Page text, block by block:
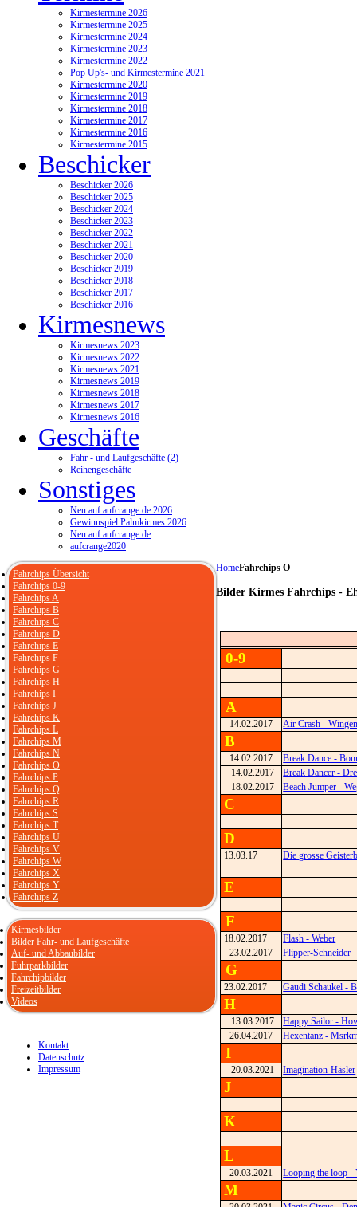
Kirmestermine 2026
Kirmestermine 2025
Kirmestermine 2024
Kirmestermine 2023
Kirmestermine 2022
Pop Up's- und Kirmestermine 2021
Kirmestermine 2020
Kirmestermine 2019
Kirmestermine 2018
Kirmestermine 2017
Kirmestermine 2016
Kirmestermine 2015
Beschicker
Beschicker 2026
Beschicker 2025
Beschicker 2024
Beschicker 2023
Beschicker 2022
Beschicker 2021
Beschicker 2020
Beschicker 2019
Beschicker 2018
Beschicker 2017
Beschicker 2016
Kirmesnews
Kirmesnews 2023
Kirmesnews 2022
Kirmesnews 2021
Kirmesnews 2019
Kirmesnews 2018
Kirmesnews 2017
Kirmesnews 2016
Geschäfte
Fahr - und Laufgeschäfte (2)
Reihengeschäfte
Sonstiges
Neu auf aufcrange.de 2026
Gewinnspiel Palmkirmes 2026
Neu auf aufcrange.de
aufcrange2020
HomeFahrchips O
Bilder Kirmes Fahrchips -
0-9
A
14.02.2017 Air Crash -
B
14.02.2017
Break Dance -
14.02.2017
Break Dancer -
18.02.2017
Beach Jumper -
C
D
13.03.17 Die grosse
E
F
18.02.2017
Flash - Weber
23.02.2017
Flipper-Schneider
G
23.02.2017 Gaudi Schaukel -
H
13.03.2017
Happy Sailor -
26.04.2017
Hexentanz -
I
20.03.2021 Imagination-Häsler
J
K
L
20.03.2021 Looping the loop -
M
Fahrchips Übersicht
Fahrchips 0-9
Fahrchips A
Fahrchips B
Fahrchips C
Fahrchips D
Fahrchips E
Fahrchips F
Fahrchips G
Fahrchips H
Fahrchips I
Fahrchips J
Fahrchips K
Fahrchips L
Fahrchips M
Fahrchips N
Fahrchips O
Fahrchips P
Fahrchips Q
Fahrchips R
Fahrchips S
Fahrchips T
Fahrchips U
Fahrchips V
Fahrchips W
Fahrchips X
Fahrchips Y
Fahrchips Z
Kirmesbilder
Bilder Fahr- und Laufgeschäfte
Auf- und Abbaubilder
Fuhrparkbilder
Fahrchipbilder
Freizeitbilder
Videos
Kontakt
Datenschutz
Impressum